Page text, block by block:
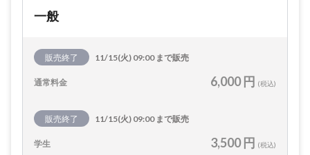
一般
販売終了 11/15(火) 09:00 まで販売
通常料金 6,000 円 (税込)
販売終了 11/15(火) 09:00 まで販売
学生 3,500 円 (税込)